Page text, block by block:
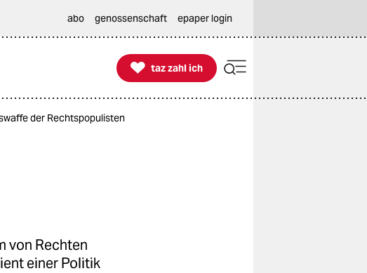
abo genossenschaft epaper login

taz zahl ich
taz zahl ich
der Rechtspopulisten
von Rechten
einer Politik